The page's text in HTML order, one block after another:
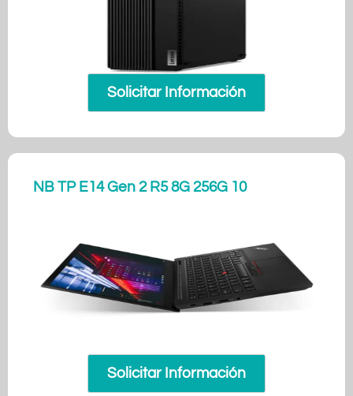
Solicitar Información
NB TP E14 Gen 2 R5 8G 256G 10
Solicitar Información